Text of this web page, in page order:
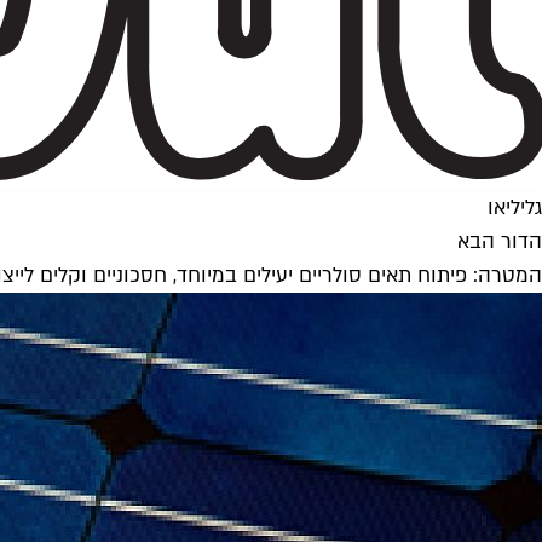
גליליאו
הדור הבא
המטרה: פיתוח תאים סולריים יעילים במיוחד, חסכוניים וקלים